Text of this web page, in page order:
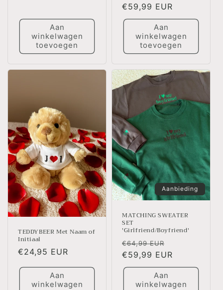
Aan
winkelwagen
toevoegen
prijs
€59,99 EUR
Aan
winkelwagen
toevoegen
TEDDYBEER Met Naam of
Initiaal
Normale
€24,95 EUR
Aan
winkelwagen
Aanbieding
MATCHING SWEATER
SET
'Girlfriend/Boyfriend'
Normale
prijs
€64,99 EUR
€59,99 EUR
Aan
winkelwagen